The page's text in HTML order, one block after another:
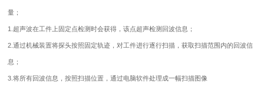
量；
1.超声波在工件上固定点检测时会获得，该点超声检测回波信息；
2.通过机械装置将探头按照固定轨迹，对工件进行逐行扫描，获取扫描范围内的回波信
息；
3.将所有回波信息，按照扫描位置，通过电脑软件处理成一幅扫描图像